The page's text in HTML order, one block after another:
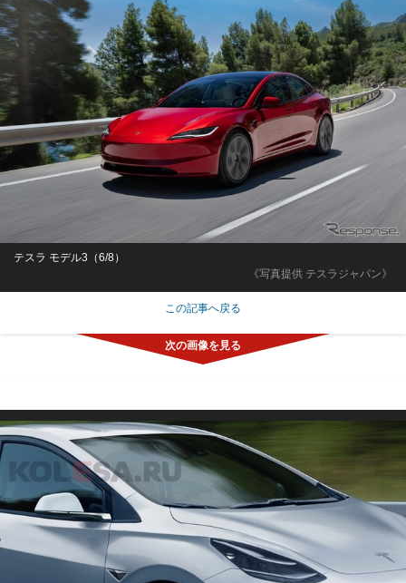
《写真提供 テスラジャパン》
テスラ モデル3（6/8）
この記事へ戻る